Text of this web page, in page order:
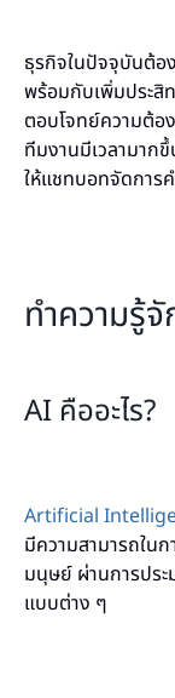
ธุรกิจในปัจจุบันต้อ
พร้อมกับเพิ่มประสิ
ตอบโจทย์ความต้อ
ทีมงานมีเวลามาก
ให้แชทบอทจัดการ
ทำความรู้
AI คืออะไร?
Artificial
มีความสามารถในก
มนุษย์ ผ่านการปร
แบบต่าง ๆ